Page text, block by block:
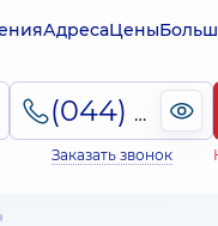
АдресаЦены
(044) 495-2-888
Заказать звонок